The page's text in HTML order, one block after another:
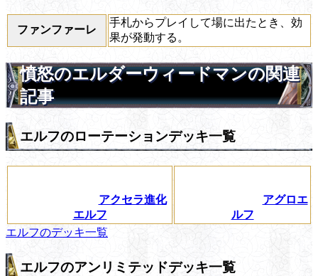
ファンファーレ
手札からプレイして場に出たとき、効
果が発動する。
憤怒のエルダーウィードマンの関連
記事
エルフのローテーションデッキ一覧
アクセラ進化
エルフ
アグロエ
ルフ
エルフのデッキ一覧
エルフのアンリミテッドデッキ一覧